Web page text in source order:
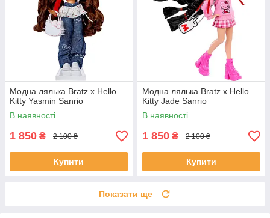
Модна лялька Bratz x Hello
Kitty Yasmin Sanrio
В наявності
1 850 ₴ 2 100 ₴
Купити
Модна лялька Bratz x Hello
Kitty Jade Sanrio
В наявності
1 850 ₴ 2 100 ₴
Купити
Показати ще